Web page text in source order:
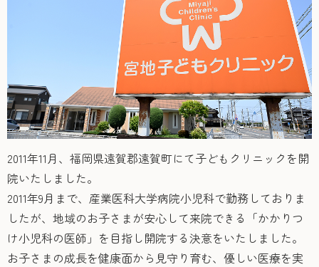
2011年11月、福岡県遠賀郡遠賀町にて子どもクリニックを開
院いたしました。
2011年9月まで、産業医科大学病院小児科で勤務しておりま
したが、地域のお子さまが安心して来院できる「かかりつ
け小児科の医師」を目指し開院する決意をいたしました。
お子さまの成長を健康面から見守り育む、優しい医療を実